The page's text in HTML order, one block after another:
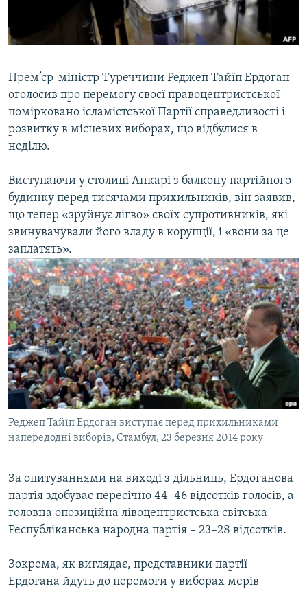
ВІДЕОУРОКИ «ELIFBE»
СВІДЧЕННЯ ОКУПАЦІЇ
ІНФОГРАФІКА
Qırımtatar
ДОЛУЧАЙСЯ!
Усі сайти RFE/RL
Прем’єр-міністр Туреччини Реджеп Тайїп Ердоган
оголосив про перемогу своєї правоцентристської
помірковано ісламістської Партії справедливості і
розвитку в місцевих виборах, що відбулися в
неділю.
Виступаючи у столиці Анкарі з балкону партійного
будинку перед тисячами прихильників, він заявив,
що тепер «зруйнує лігво» своїх супротивників, які
звинувачували його владу в корупції, і «вони за це
заплатять».
Реджеп Тайїп Ердоган виступає перед прихильниками
напередодні виборів, Стамбул, 23 березня 2014 року
За опитуваннями на виході з дільниць, Ердоганова
партія здобуває пересічно 44–46 відсотків голосів, а
головна опозиційна лівоцентристська світська
Республіканська народна партія – 23–28 відсотків.
Зокрема, як виглядає, представники партії
Ердогана йдуть до перемоги у виборах мерів